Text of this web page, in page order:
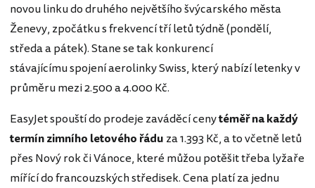
novou linku do druhého největšího švýcarského města
Ženevy, zpočátku s frekvencí tří letů týdně (pondělí,
středa a pátek). Stane se tak konkurencí
stávajícímu spojení aerolinky Swiss, který nabízí letenky v
průměru mezi 2.500 a 4.000 Kč.
EasyJet spouští do prodeje zaváděcí cenytéměř na každý
termín zimního letového řádu za 1.393 Kč, a to včetně letů
přes Nový rok či Vánoce, které můžou potěšit třeba lyžaře
mířící do francouzských středisek. Cena platí za jednu